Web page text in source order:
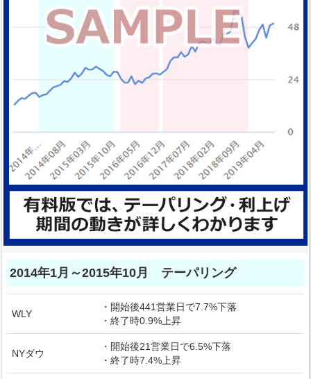
2014年1月～2015年10月 テーパリング
WLY
・開始後441営業日で7.7%下落
・終了時0.9%上昇
NYダウ
・開始後21営業日で6.5%下落
・終了時7.4%上昇